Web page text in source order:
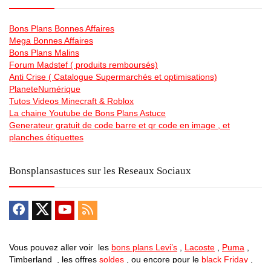
Bons Plans Bonnes Affaires
Mega Bonnes Affaires
Bons Plans Malins
Forum Madstef ( produits remboursés)
Anti Crise ( Catalogue Supermarchés et optimisations)
PlaneteNumérique
Tutos Videos Minecraft & Roblox
La chaine Youtube de Bons Plans Astuce
Generateur gratuit de code barre et qr code en image , et
planches étiquettes
Bonsplansastuces sur les Reseaux Sociaux
Vous pouvez aller voir les bons plans Levi’s Lacoste Puma
Timberland , les offres soldes , ou encore pour le black Friday